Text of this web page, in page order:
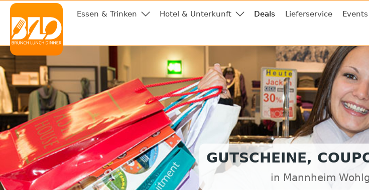
Essen & Trinken Hotel & Unterkunft Deals Lieferservice Events
GUTSCHEINE,
in Mannheim